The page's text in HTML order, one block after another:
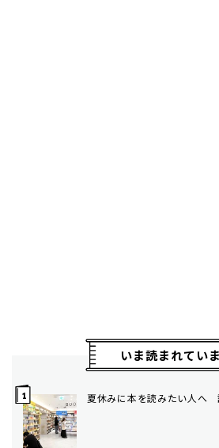
いま読まれてい
夏休みに本を読みたい人へ